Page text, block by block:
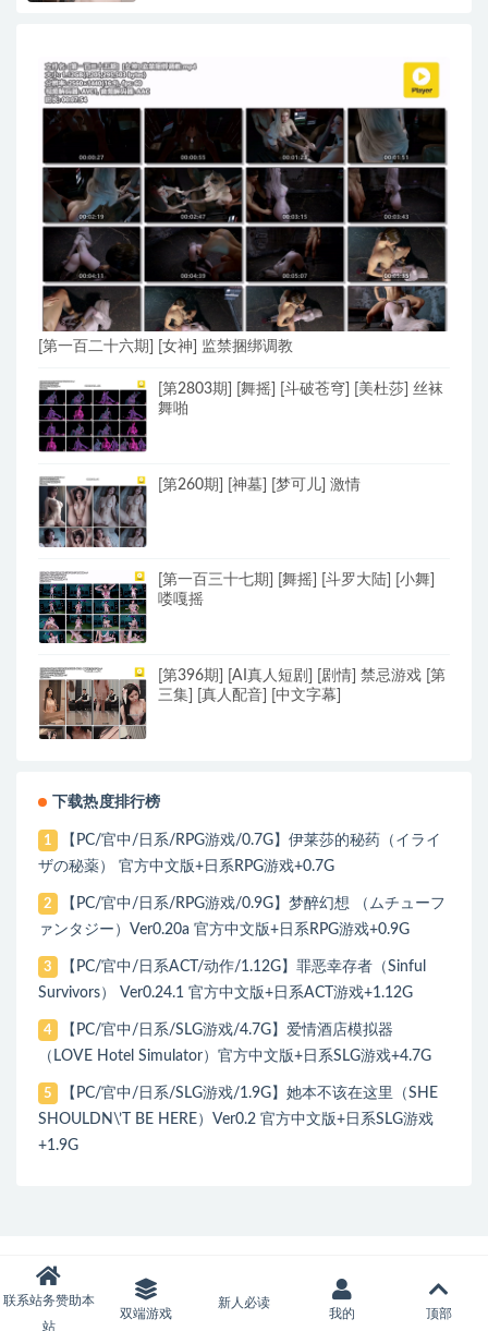
[第一百二十六期] [女神] 监禁捆绑调教
[第2803期] [舞摇] [斗破苍穹] [美杜莎] 丝袜
舞啪
[第260期] [神墓] [梦可儿] 激情
[第一百三十七期] [舞摇] [斗罗大陆] [小舞]
喽嘎摇
[第396期] [AI真人短剧] [剧情] 禁忌游戏 [第
三集] [真人配音] [中文字幕]
下载热度排行榜
1
【PC/官中/日系/RPG游戏/0.7G】伊莱莎的秘药（イライ
ザの秘薬） 官方中文版+日系RPG游戏+0.7G
2
【PC/官中/日系/RPG游戏/0.9G】梦醉幻想 （ムチューフ
ァンタジー）Ver0.20a 官方中文版+日系RPG游戏+0.9G
3
【PC/官中/日系ACT/动作/1.12G】罪恶幸存者（Sinful
Survivors） Ver0.24.1 官方中文版+日系ACT游戏+1.12G
4
【PC/官中/日系/SLG游戏/4.7G】爱情酒店模拟器
（LOVE Hotel Simulator）官方中文版+日系SLG游戏+4.7G
5
【PC/官中/日系/SLG游戏/1.9G】她本不该在这里（SHE
SHOULDN\’T BE HERE）Ver0.2 官方中文版+日系SLG游戏
+1.9G
联系站务赞助本
站
双端游戏
新人必读
我的
顶部